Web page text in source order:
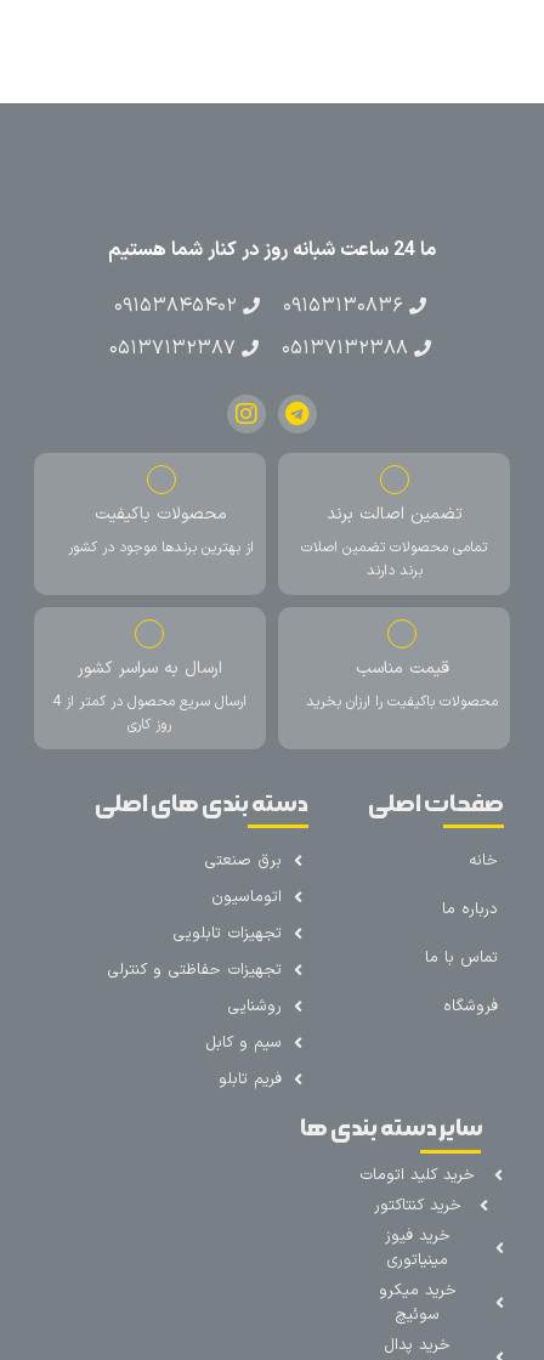
ما 24 ساعت شبانه روز در کنار شما هستیم
۰۹۱۵۳۱۳۰۸۳۶
۰۹۱۵۳۸۴۵۴۰۲
۰۵۱۳۷۱۳۲۳۸۸
۰۵۱۳۷۱۳۲۳۸۷
تضمین اصالت برند
تمامی محصولات تضمین اصلات
برند دارند
محصولات باکیفیت
از بهترین برندها موجود در کشور
قیمت مناسب
محصولات باکیفیت را ارزان بخرید
ارسال به سراسر کشور
ارسال سریع محصول در کمتر از 4
روز کاری
صفحات اصلی
خانه
درباره ما
تماس با ما
فروشگاه
دسته بندی های اصلی
برق صنعتی
اتوماسیون
تجهیزات تابلویی
تجهیزات حفاظتی و کنترلی
روشنایی
سیم و کابل
فریم تابلو
سایر دسته بندی ها
خرید کلید اتومات
خرید کنتاکتور
خرید فیوز
مینیاتوری
خرید میکرو
سوئیچ
خرید پدال